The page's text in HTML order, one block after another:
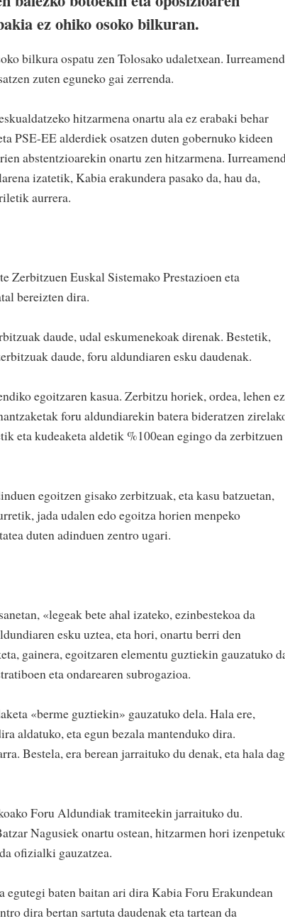
ez ohiko osoko bilkuran.
bilkura ospatu zen Tolosako udaletxean.
zuten eguneko gai zerrenda.
hitzarmena onartu ala ez erabaki behar
PSE-EE alderdiek osatzen duten gobernuko kideen
abstentzioarekin onartu zen hitzarmena.
izatetik, Kabia erakundera pasako da, hau da,
aurrera.
Zerbitzuen Euskal Sistemako Prestazioen eta
bereizten dira.
daude, udal eskumenekoak direnak. Bestetik,
daude, foru aldundiaren esku daudenak.
egoitzaren kasua. Zerbitzu horiek, ordea, lehen ez
foru aldundiarekin batera bideratzen
eta kudeaketa aldetik %100ean egingo da zerbitzuen
egoitzen gisako zerbitzuak, eta kasu batzuetan,
jada udalen edo egoitza horien menpeko
duten adinduen zentro ugari.
«legeak bete ahal izateko, ezinbestekoa da
esku uztea, eta hori, onartu berri den
gainera, egoitzaren elementu guztiekin gauzatuko
eta ondarearen subrogazioa.
«berme guztiekin» gauzatuko dela. Hala ere,
aldatuko, eta egun bezala mantenduko dira.
Bestela, era berean jarraituko du denak, eta hala
Foru Aldundiak tramiteekin jarraituko du.
Nagusiek onartu ostean, hitzarmen hori
ofizialki gauzatzea.
baten baitan ari dira Kabia Foru Erakundean
dira bertan sartuta daudenak eta tartean da